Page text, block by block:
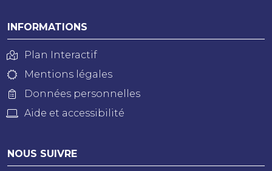
INFORMATIONS
Plan Interactif
Mentions légales
Données personnelles
Aide et accessibilité
NOUS SUIVRE